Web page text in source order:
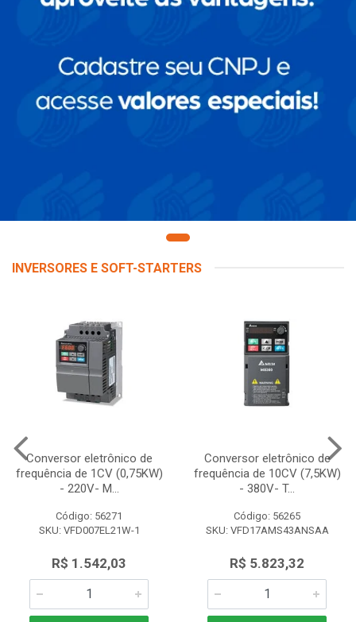
INVERSORES E SOFT-STARTERS
Conversor eletrônico de
frequência de 1CV (0,75KW)
- 220V- M...
Código: 56271
SKU: VFD007EL21W-1
R$ 1.542,03
Conversor eletrônico de
frequência de 10CV (7,5KW)
- 380V- T...
Código: 56265
SKU: VFD17AMS43ANSAA
R$ 5.823,32